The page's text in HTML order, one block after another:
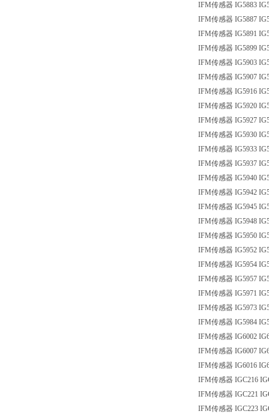
IFM传感器 IG5883
IFM传感器 IG5887
IFM传感器 IG5891
IFM传感器 IG5899
IFM传感器 IG5903
IFM传感器 IG5907
IFM传感器 IG5916
IFM传感器 IG5920
IFM传感器 IG5927
IFM传感器 IG5930
IFM传感器 IG5933
IFM传感器 IG5937
IFM传感器 IG5940
IFM传感器 IG5942
IFM传感器 IG5945
IFM传感器 IG5948
IFM传感器 IG5950
IFM传感器 IG5952
IFM传感器 IG5954
IFM传感器 IG5957
IFM传感器 IG5971
IFM传感器 IG5973
IFM传感器 IG5984
IFM传感器 IG6002
IFM传感器 IG6007
IFM传感器 IG6016
IFM传感器 IGC216
IFM传感器 IGC221
IFM传感器 IGC223